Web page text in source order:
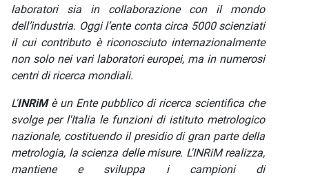
laboratori sia in collaborazione con il mondo
dell’industria. Oggi l’ente conta circa 5000 scienziati
il cui contributo è riconosciuto internazionalmente
non solo nei vari laboratori europei, ma in numerosi
centri di ricerca mondiali.
L'INRiM è un Ente pubblico di ricerca scientifica che
svolge per l'Italia le funzioni di istituto metrologico
nazionale, costituendo il presidio di gran parte della
metrologia, la scienza delle misure. L'INRiM realizza,
mantiene e sviluppa i campioni di